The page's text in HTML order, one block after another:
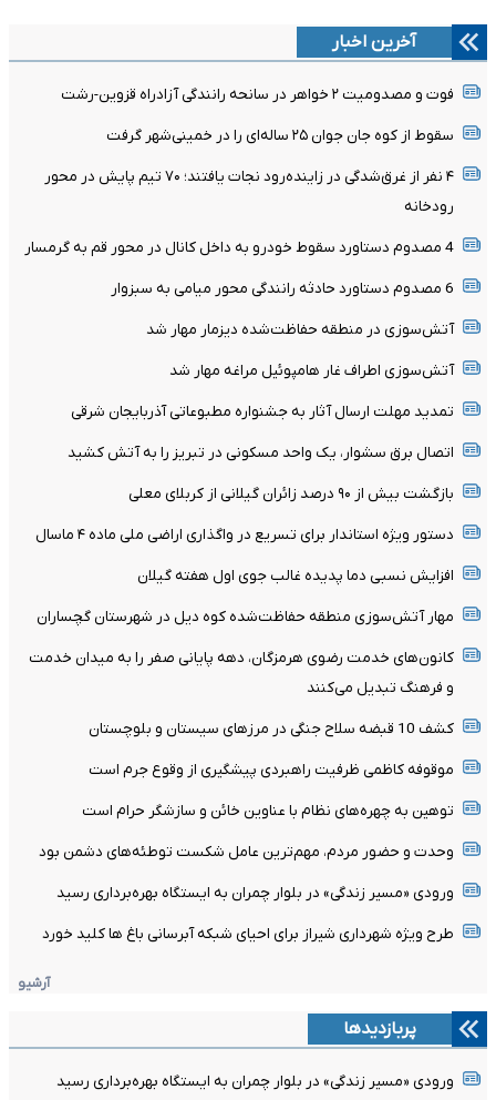
آخرین اخبار
فوت و مصدومیت ۲ خواهر در سانحه رانندگی آزادراه قزوین-رشت
سقوط از کوه جان جوان ۲۵ ساله‌ای را در خمینی‌شهر گرفت
۴ نفر از غرق‌شدگی در زاینده‌رود نجات یافتند؛ ۷۰ تیم پایش در محور
رودخانه
4 مصدوم دستاورد سقوط خودرو به داخل کانال در محور قم به گرمسار
6 مصدوم دستاورد حادثه رانندگی محور میامی به سبزوار
آتش‌سوزی در منطقه حفاظت‌شده دیزمار مهار شد
آتش‌سوزی اطراف غار هامپوئیل مراغه مهار شد
تمدید مهلت ارسال آثار به جشنواره مطبوعاتی آذربایجان شرقی
اتصال برق سشوار، یک واحد مسکونی در تبریز را به آتش کشید
بازگشت بیش از ۹۰ درصد زائران گیلانی از کربلای معلی
دستور ویژه استاندار برای تسریع در واگذاری اراضی ملی ماده ۴ ماسال
افزایش نسبی دما پدیده غالب جوی اول هفته گیلان
مهار آتش‌سوزی منطقه حفاظت‌شده کوه دیل در شهرستان گچساران
کانون‌های خدمت رضوی هرمزگان، دهه پایانی صفر را به میدان خدمت
و فرهنگ تبدیل می‌کنند
کشف 10 قبضه سلاح جنگی در مرزهای سیستان و بلوچستان
موقوفه کاظمی ظرفیت راهبردی پیشگیری از وقوع جرم است
توهین به چهره‌های نظام با عناوین خائن و سازشگر حرام است
وحدت و حضور مردم، مهم‌ترین عامل شکست توطئه‌های دشمن بود
ورودی «مسیر زندگی» در بلوار چمران به ایستگاه بهره‌برداری رسید
طرح ویژه شهرداری شیراز برای احیای شبکه آبرسانی باغ ها کلید خورد
آرشیو
پربازدیدها
ورودی «مسیر زندگی» در بلوار چمران به ایستگاه بهره‌برداری رسید